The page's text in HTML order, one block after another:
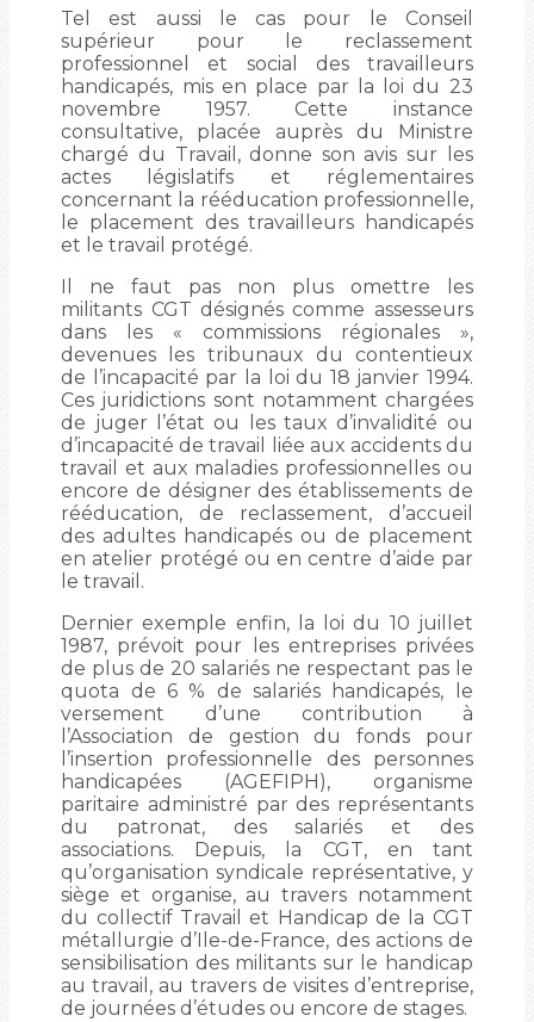
Tel est aussi le cas pour le Conseil
supérieur pour le reclassement
professionnel et social des travailleurs
handicapés, mis en place par la loi du 23
novembre 1957. Cette instance
consultative, placée auprès du Ministre
chargé du Travail, donne son avis sur les
actes législatifs et réglementaires
concernant la rééducation professionnelle,
le placement des travailleurs handicapés
et le travail protégé.
Il ne faut pas non plus omettre les
militants CGT désignés comme assesseurs
dans les « commissions régionales »,
devenues les tribunaux du contentieux
de l’incapacité par la loi du 18 janvier 1994.
Ces juridictions sont notamment chargées
de juger l’état ou les taux d’invalidité ou
d’incapacité de travail liée aux accidents du
travail et aux maladies professionnelles ou
encore de désigner des établissements de
rééducation, de reclassement, d’accueil
des adultes handicapés ou de placement
en atelier protégé ou en centre d’aide par
le travail.
Dernier exemple enfin, la loi du 10 juillet
1987, prévoit pour les entreprises privées
de plus de 20 salariés ne respectant pas le
quota de 6 % de salariés handicapés, le
versement d’une contribution à
l’Association de gestion du fonds pour
l’insertion professionnelle des personnes
handicapées (AGEFIPH), organisme
paritaire administré par des représentants
du patronat, des salariés et des
associations. Depuis, la CGT, en tant
qu’organisation syndicale représentative, y
siège et organise, au travers notamment
du collectif Travail et Handicap de la CGT
métallurgie d’Ile-de-France, des actions de
sensibilisation des militants sur le handicap
au travail, au travers de visites d’entreprise,
de journées d’études ou encore de stages.